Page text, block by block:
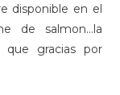
disponible en el
de salmon...la
que gracias por